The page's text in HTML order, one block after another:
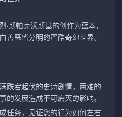
·斯帕克沃斯基的创作为蓝本，
善恶皆分明的严酷奇幻世界。
跌宕起伏的史诗剧情，两难的
的发展造成不可磨灭的影响。
任务，见证您的行为如何左右